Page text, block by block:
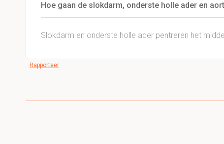
Hoe gaan de slokdarm, onderste holle ader en
Slokdarm en onderste holle ader pentreren het
Rapporteer